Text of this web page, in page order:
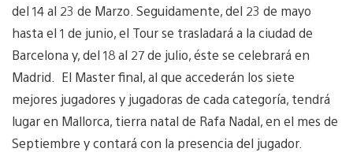
del 14 al 23 de Marzo. Seguidamente, del 23 de mayo
hasta el 1 de junio, el Tour se trasladará a la ciudad de
Barcelona y, del 18 al 27 de julio, éste se celebrará en
Madrid. El Master final, al que accederán los siete
mejores jugadores y jugadoras de cada categoría, tendrá
lugar en Mallorca, tierra natal de Rafa Nadal, en el mes de
Septiembre y contará con la presencia del jugador.